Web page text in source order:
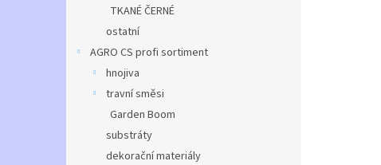
TKANÉ ČERNÉ
ostatní
AGRO CS profi sortiment
hnojiva
travní směsi
Garden Boom
substráty
dekorační materiály